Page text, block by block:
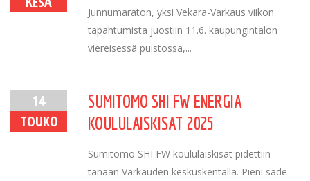
Junnumaraton, yksi Vekara-Varkaus viikon
tapahtumista juostiin 11.6. kaupungintalon
viereisessä puistossa,...
14
TOUKO
SUMITOMO SHI FW ENERGIA
KOULULAISKISAT 2025
Sumitomo SHI FW koululaiskisat pidettiin
tänään Varkauden keskuskentällä. Pieni sade